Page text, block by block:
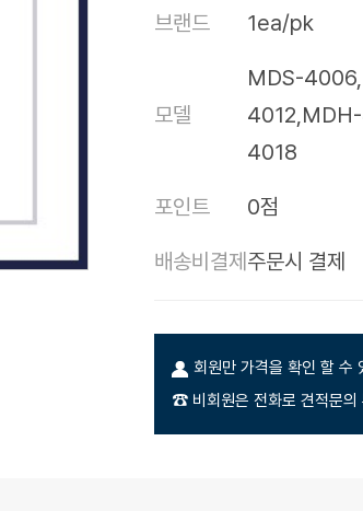
브랜드 1ea/pk
모델
MDS-
4018
포인트 0점
배송비결제 주문시 결제
회원만 가격을 확인 할 수
☎ 비회원은 전화로 견적문의